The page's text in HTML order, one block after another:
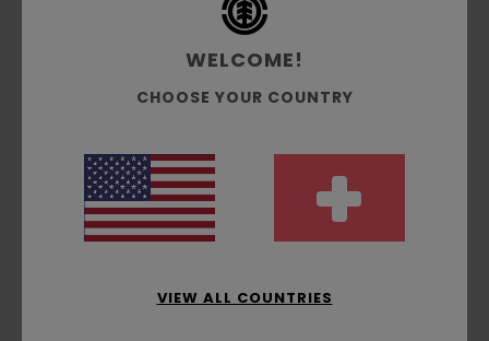
Alle Komplettboards umfassen:
Laminierung: Chinesisches Ahornholz
Details: Komplett natürlich
Druck: Heat-Transfer-Grafik unten
7/8" hex Schrauben
ABEC 5 Kugellager
Zusammensetzung[Hauptstoff] 75 % Ahornholz,
WELCOME!
CHOOSE YOUR COUNTRY
VIEW ALL COUNTRIES